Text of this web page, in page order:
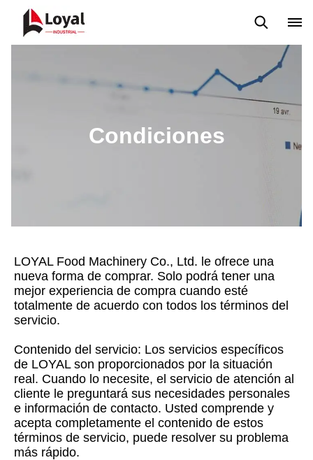
Organizaciones
Condiciones
LOYAL Food Machinery Co., Ltd. le ofrece una
nueva forma de comprar. Solo podrá tener una
mejor experiencia de compra cuando esté
totalmente de acuerdo con todos los términos del
servicio.
Contenido del servicio: Los servicios específicos
de LOYAL son proporcionados por la situación
real. Cuando lo necesite, el servicio de atención al
cliente le preguntará sus necesidades personales
e información de contacto. Usted comprende y
acepta completamente el contenido de estos
términos de servicio, puede resolver su problema
más rápido.